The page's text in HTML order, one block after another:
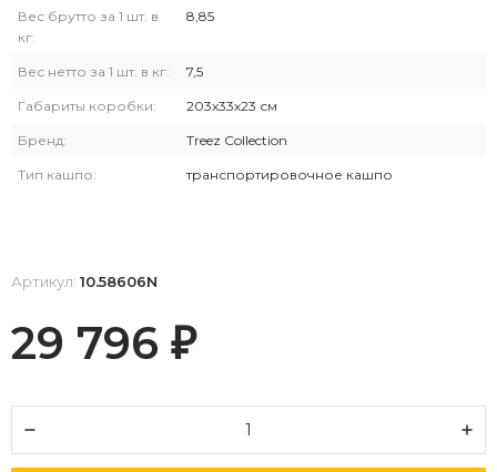
Вес брутто за 1 шт. в
кг:
8,85
Вес нетто за 1 шт. в кг: 7,5
Габариты коробки: 203х33х23 см
Бренд: Treez Collection
Тип кашпо: транспортировочное кашпо
Артикул: 10.58606N
29 796 ₽